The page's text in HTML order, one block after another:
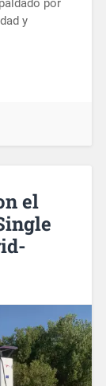
por
y
el